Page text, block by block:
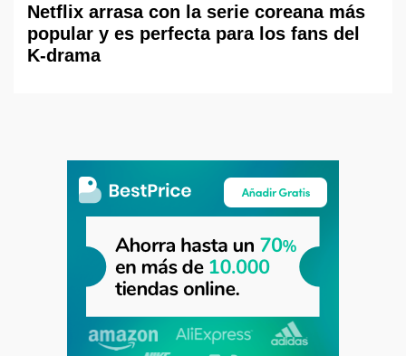
Netflix arrasa con la serie coreana más
popular y es perfecta para los fans del
K-drama